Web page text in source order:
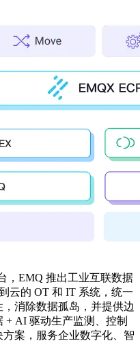
，EMQ 推出工业互联数据
云的 OT 和 IT 系统，统一
消除数据孤岛，并提供边
+ AI 驱动生产监测、控制
案，服务企业数字化、智